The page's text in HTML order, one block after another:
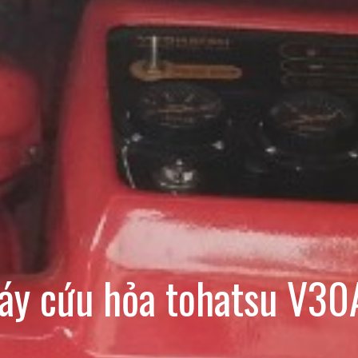
cứu hỏa tohatsu